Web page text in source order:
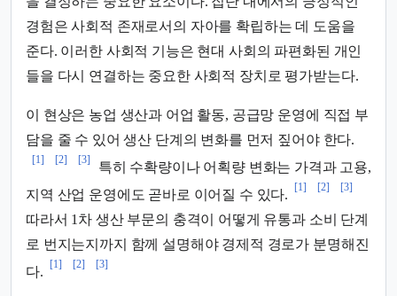
경험은 사회적 존재로서의 자아를 확립하는 데 도움을
준다. 이러한 사회적 기능은 현대 사회의 파편화된 개인
들을 다시 연결하는 중요한 사회적 장치로 평가받는다.
이 현상은 농업 생산과 어업 활동, 공급망 운영에 직접 부
담을 줄 수 있어 생산 단계의 변화를 먼저 짚어야 한다.
[1] [2] [3]
특히 수확량이나 어획량 변화는 가격과 고용,
지역 산업 운영에도 곧바로 이어질 수 있다.
[1] [2] [3]
따라서 1차 생산 부문의 충격이 어떻게 유통과 소비 단계
로 번지는지까지 함께 설명해야 경제적 경로가 분명해진
다.
[1] [2] [3]